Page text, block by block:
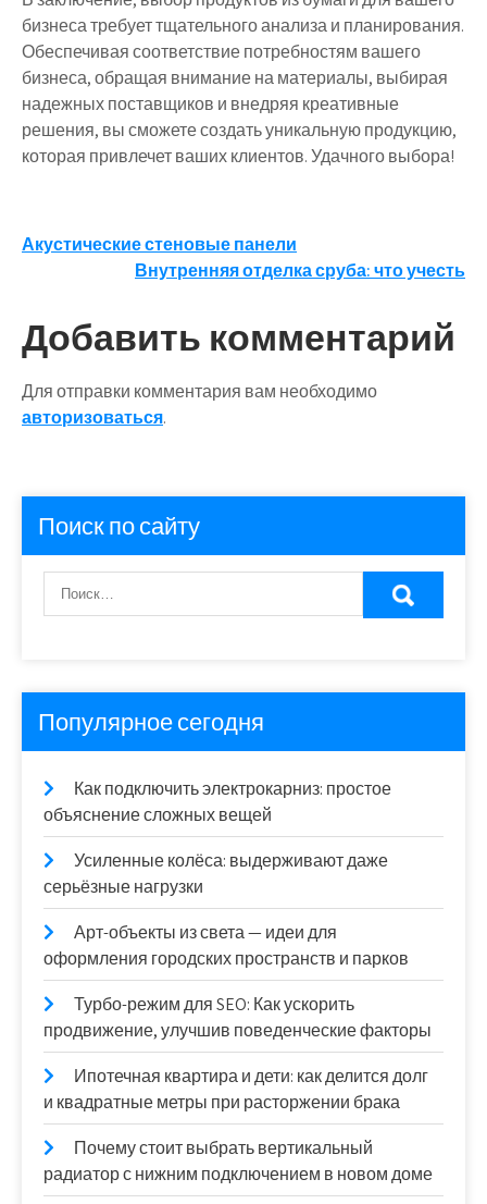
бизнеса требует тщательного анализа и планирования.
Обеспечивая соответствие потребностям вашего
бизнеса, обращая внимание на материалы, выбирая
надежных поставщиков и внедряя креативные
решения, вы сможете создать уникальную продукцию,
которая привлечет ваших клиентов. Удачного выбора!
Навигация
записям
Акустические стеновые панели
Внутренняя отделка сруба: что учесть
Добавить комментарий
Для отправки комментария вам необходимо
авторизоваться.
Поиск по сайту
Популярное сегодня
Как подключить электрокарниз: простое
объяснение сложных вещей
Усиленные колёса: выдерживают даже
серьёзные нагрузки
Арт-объекты из света — идеи для
оформления городских пространств и парков
Турбо-режим для SEO: Как ускорить
продвижение, улучшив поведенческие факторы
Ипотечная квартира и дети: как делится долг
и квадратные метры при расторжении брака
Почему стоит выбрать вертикальный
радиатор с нижним подключением в новом доме